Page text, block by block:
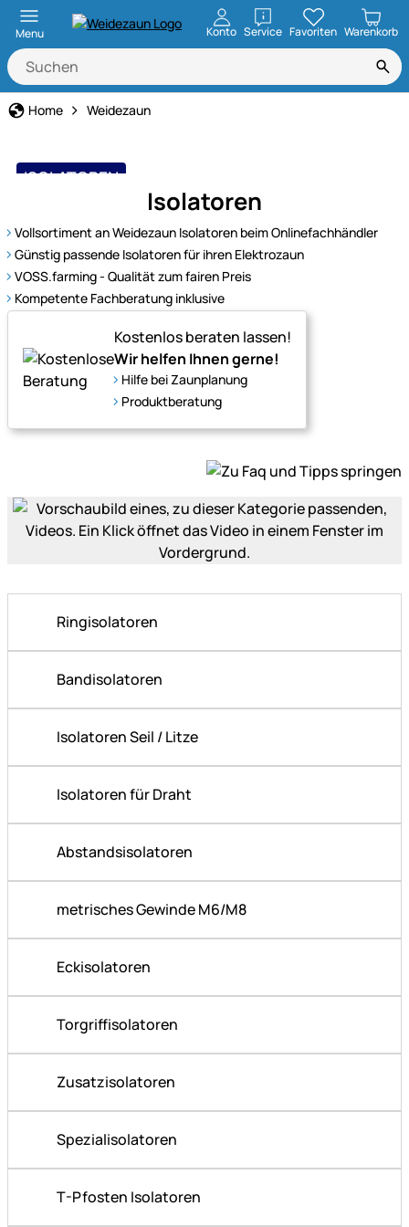
Menu Konto ServiceöffnenFavoriten Warenkorb
Home Weidezaun
ISOLATOREN
bewährt und belastbarIsolatoren
Vollsortiment an Weidezaun Isolatoren beim Onlinefachhändler
Günstig passende Isolatoren für ihren Elektrozaun
VOSS.farming - Qualität zum fairen Preis
Kompetente Fachberatung inklusive
Kostenlos beraten lassen!
Wir helfen Ihnen gerne!
Hilfe bei Zaunplanung
Produktberatung
Ringisolatoren
Bandisolatoren
Isolatoren Seil / Litze
Isolatoren für Draht
Abstandsisolatoren
metrisches Gewinde M6/M8
Eckisolatoren
Torgriffisolatoren
Zusatzisolatoren
Spezialisolatoren
T-Pfosten Isolatoren